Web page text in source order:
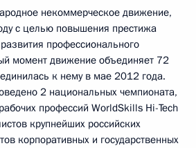
некоммерческое движение,
с целью повышения престижа
профессионального
момент движение объединяет 72
к нему в мае 2012 года.
2 национальных чемпионата,
профессий WorldSkills Hi-Tech
крупнейших российских
корпоративных и государственных